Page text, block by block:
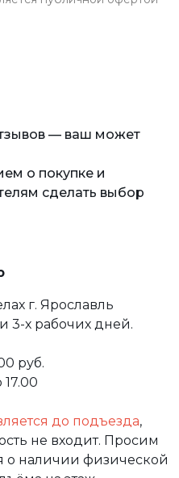
— ваш может
о покупке и
сделать выбор
г. Ярославль
3-х рабочих дней.
руб.
до подъезда,
не входит. Просим
о наличии физической